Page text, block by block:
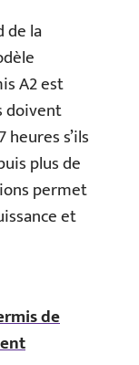
de la
A2 est
doivent
s’ils
plus de
permet
et
de